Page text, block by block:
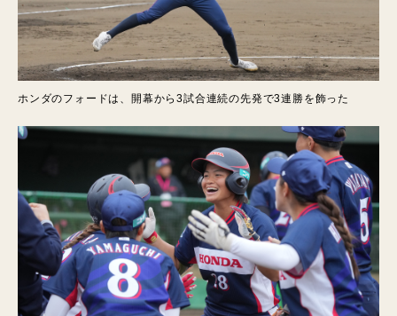
ホンダのフォードは、開幕から3試合連続の先発で3連勝を飾った